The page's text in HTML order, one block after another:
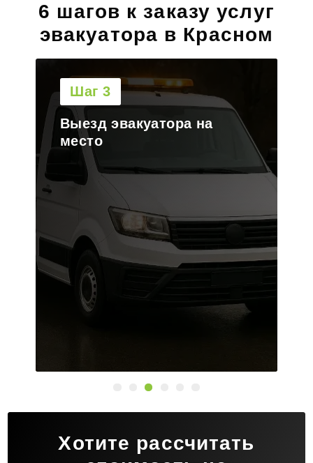
6 шагов к заказу услуг
эвакуатора в Красном
Шаг 4
Погрузка транспорта на
платформу
Хотите рассчитать